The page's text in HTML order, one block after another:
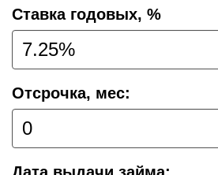
Cтавка годовых, %
Отсрочка, мес: